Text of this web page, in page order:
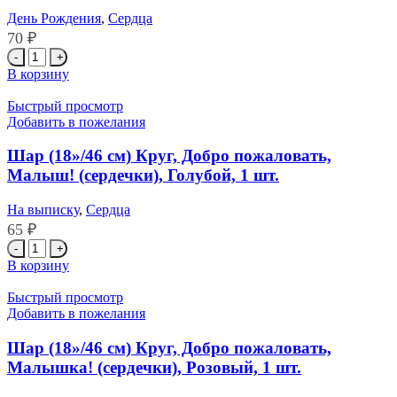
1
шт.
День Рождения, Сердца
70 ₽
Количество
товара
Шар
(18''/46
см)
Геймер,
С
Днем
1
шт.
В корзину
Быстрый просмотр
Добавить в пожелания
Шар (18»/46 см) Круг, Добро пожаловать,
Малыш! (сердечки), Голубой, 1 шт.
На выписку, Сердца
65 ₽
Количество
товара
Шар
(18''/46
см)
Добро
пожаловать,
Малыш!
В корзину
Быстрый просмотр
Добавить в пожелания
Шар (18»/46 см) Круг, Добро пожаловать,
Малышка! (сердечки), Розовый, 1 шт.